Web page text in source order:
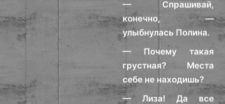
— Спрашивай,
конечно, —
улыбнулась Полина.
— Почему такая
грустная? Места
себе не находишь?
— Лиза! Да все